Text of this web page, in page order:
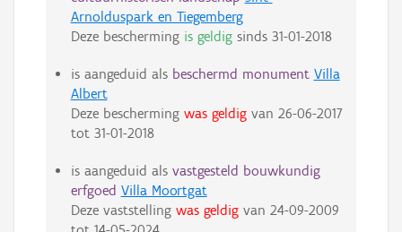
Arnolduspark en Tiegemberg
Deze bescherming is geldigsinds 31-01-2018
is aangeduid als beschermd monument Villa
Albert
Deze bescherming was geldigvan 26-06-2017
tot 31-01-2018
is aangeduid als vastgesteld bouwkundig
erfgoed Villa Moortgat
Deze vaststelling was geldigvan 24-09-2009